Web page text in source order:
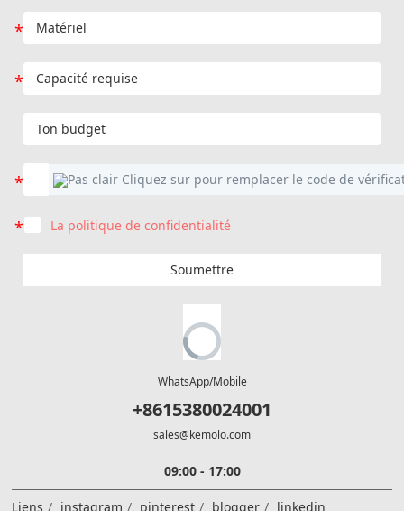
La politique de confidentialité
Soumettre
WhatsApp/Mobile
+8615380024001
sales@kemolo.com
09:00 - 17:00
Liens instagram pinterest blogger linkedin